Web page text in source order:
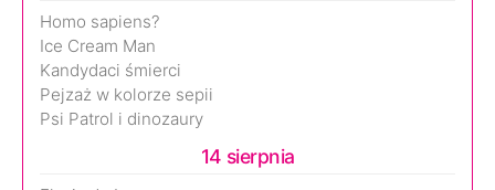
Homo sapiens?
Ice Cream Man
Kandydaci śmierci
Pejzaż w kolorze sepii
Psi Patrol i dinozaury
14 sierpnia